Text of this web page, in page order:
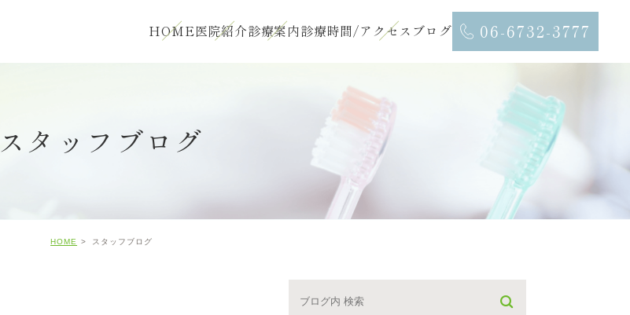
HOME医院紹介診療案内診療時間/アクセス ブログ 06-6732-3777
スタッフブログ
HOME スタッフブログ